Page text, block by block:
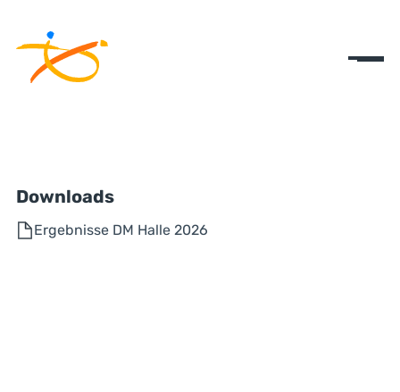
Downloads
Ergebnisse DM Halle 2026